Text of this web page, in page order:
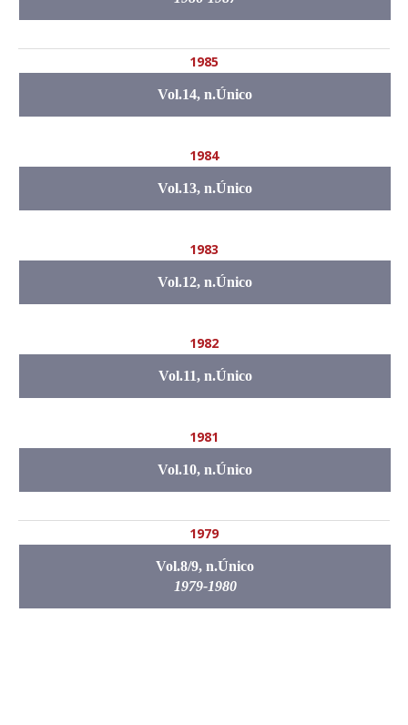
1985
Vol.14, n.Único
1984
Vol.13, n.Único
1983
Vol.12, n.Único
1982
Vol.11, n.Único
1981
Vol.10, n.Único
1979
Vol.8/9, n.Único
1979-1980